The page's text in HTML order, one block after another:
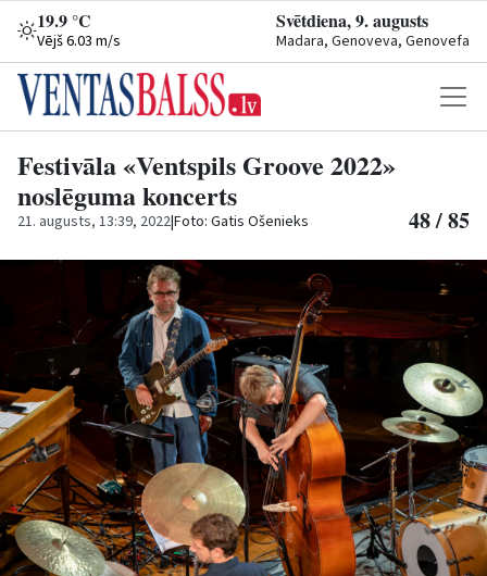
19.9 °C
Vējš 6.03 m/s
Svētdiena, 9. augusts
Madara, Genoveva, Genovefa
Festivāla «Ventspils Groove 2022»
noslēguma koncerts
21. augusts, 13:39, 2022|Foto: Gatis Ošenieks 48 / 85